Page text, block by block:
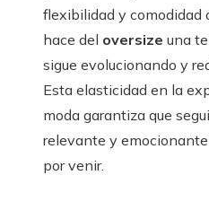
flexibilidad y comodidad
hace del oversize una
sigue evolucionando y
Esta elasticidad en la
moda garantiza que
relevante y
por venir.